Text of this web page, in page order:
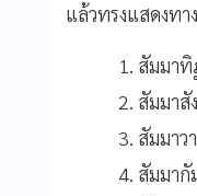
แล้วทรงแสดงทา
1. สัมมาทิฏ
2. สัมมาสัง
3. สัมมาวาจ
4. สัมมากัมมั